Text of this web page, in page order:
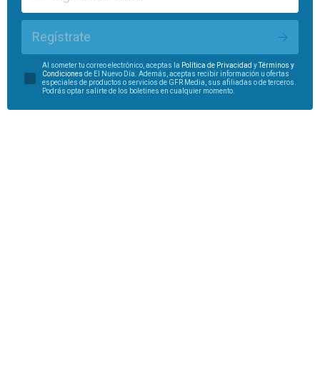
Regístrate
Al someter tu correo electrónico, aceptas la Política de Privacidad yTérminos y
Condiciones de El Nuevo Día. Además, aceptas recibir información u ofertas
especiales de productos o servicios de GFR Media, sus afiliadas o de terceros.
Podrás optar salirte de los boletines en cualquier momento.